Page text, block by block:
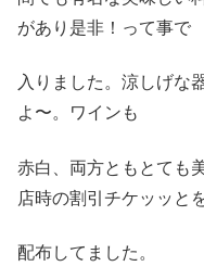
があり是非！って事で
入りました。涼しげな
よ〜。ワインも
赤白、両方ともとても
店時の割引チケッッと
配布してました。